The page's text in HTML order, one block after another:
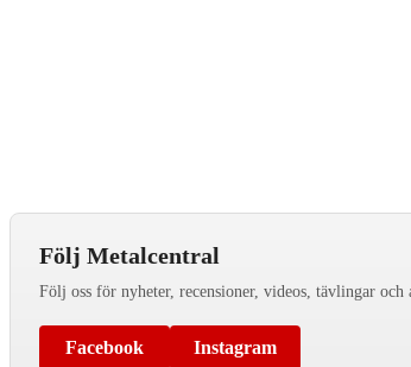
Följ Metalcentral
Följ oss för nyheter, recensioner, videos, tävlingar och
Facebook Instagram